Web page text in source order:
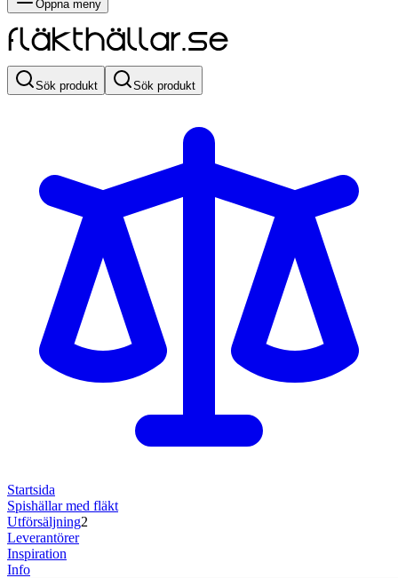
Öppna meny
Sök produkt Sök produkt
Startsida
Spishällar med fläkt
Utförsäljning2
Leverantörer
Inspiration
Info